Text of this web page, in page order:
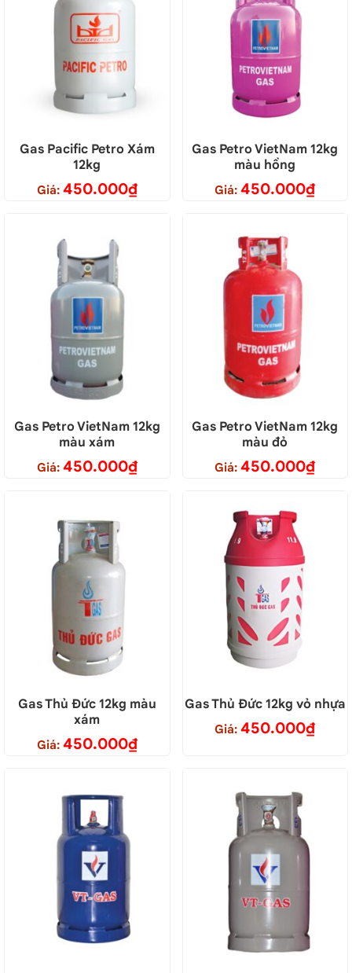
Gas Pacific Petro Xám
12kg
Giá: 450.000₫
Gas Petro VietNam 12kg
màu hồng
Giá: 450.000₫
Gas Petro VietNam 12kg
màu xám
Giá: 450.000₫
Gas Petro VietNam 12kg
màu đỏ
Giá: 450.000₫
Gas Thủ Đức 12kg màu
xám
Giá: 450.000₫
Gas Thủ Đức 12kg vỏ nhựa
Giá: 450.000₫